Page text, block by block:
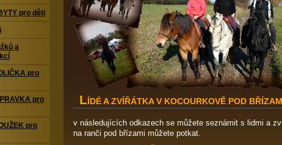
LÍDÉ A ZVÍŘÁTKA V KOCOURKOVĚ POD
v následujících odkazech se můžete seznámit s lidmi a
na ranči pod břízami můžete potkat.
pro děti
a
pro
pro
pro